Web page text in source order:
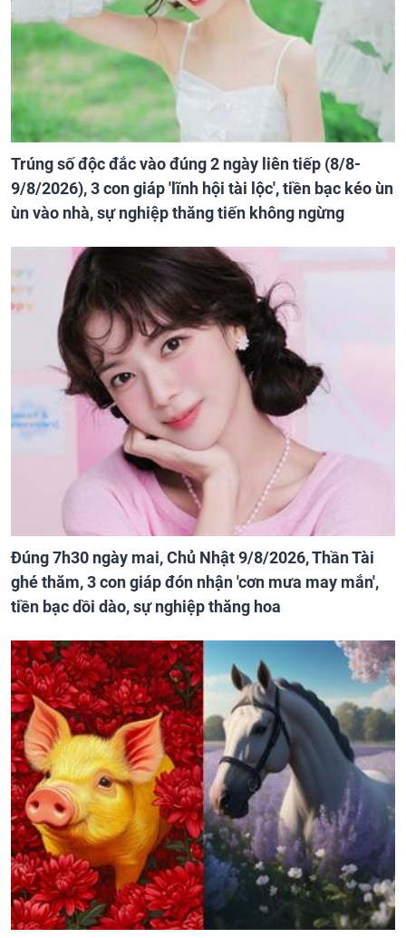
Trúng số độc đắc vào đúng 2 ngày liên tiếp (8/8-
9/8/2026), 3 con giáp 'lĩnh hội tài lộc', tiền bạc kéo ùn
ùn vào nhà, sự nghiệp thăng tiến không ngừng
Đúng 7h30 ngày mai, Chủ Nhật 9/8/2026, Thần Tài
ghé thăm, 3 con giáp đón nhận 'cơn mưa may mắn',
tiền bạc dồi dào, sự nghiệp thăng hoa